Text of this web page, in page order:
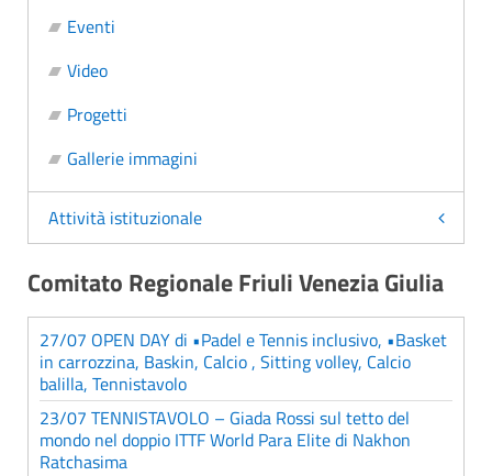
Eventi
Video
Progetti
Gallerie immagini
Attività istituzionale
Comitato Regionale Friuli Venezia Giulia
27/07 OPEN DAY di •Padel e Tennis inclusivo, •Basket
in carrozzina, Baskin, Calcio , Sitting volley, Calcio
balilla, Tennistavolo
23/07 TENNISTAVOLO – Giada Rossi sul tetto del
mondo nel doppio ITTF World Para Elite di Nakhon
Ratchasima